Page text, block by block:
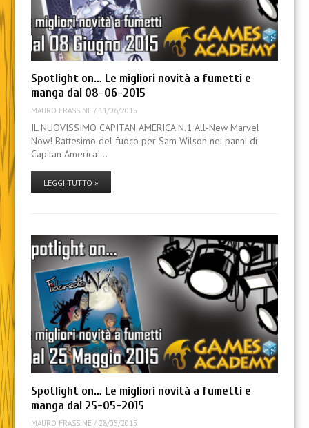
Spotlight on… Le migliori novità a fumetti e
manga dal 08-06-2015
MAURO FRASSINE / 11/06/2015
IL NUOVISSIMO CAPITAN AMERICA N.1 All-New Marvel
Now! Battesimo del fuoco per Sam Wilson nei panni di
Capitan America!…
LEGGI TUTTO »
Spotlight on… Le migliori novità a fumetti e
manga dal 25-05-2015
MAURO FRASSINE / 28/05/2015